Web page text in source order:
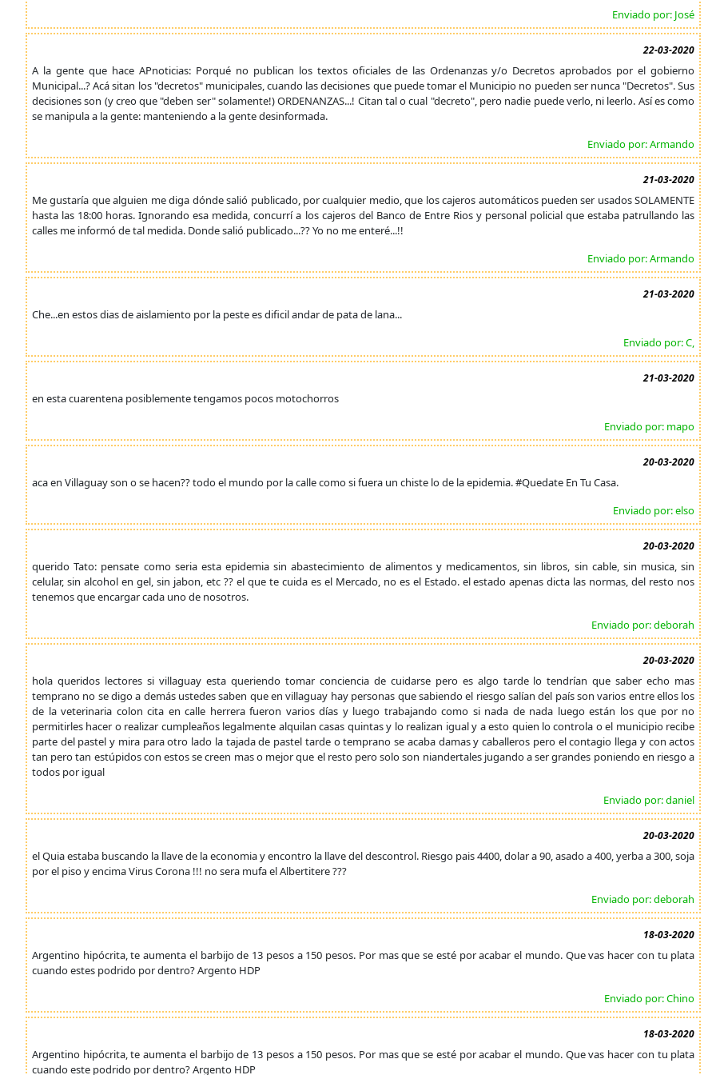
Enviado por: José
22-03-2020
A la gente que hace APnoticias: Porqué no publican los textos oficiales de las Ordenanzas y/o Decretos aprobados por el gobierno
Municipal...? Acá sitan los "decretos" municipales, cuando las decisiones que puede tomar el Municipio no pueden ser nunca "Decretos". Sus
decisiones son (y creo que "deben ser" solamente!) ORDENANZAS...! Citan tal o cual "decreto", pero nadie puede verlo, ni leerlo. Así es como
se manipula a la gente: manteniendo a la gente desinformada.
Enviado por: Armando
21-03-2020
Me gustaría que alguien me diga dónde salió publicado, por cualquier medio, que los cajeros automáticos pueden ser usados SOLAMENTE
hasta las 18:00 horas. Ignorando esa medida, concurrí a los cajeros del Banco de Entre Rios y personal policial que estaba patrullando las
calles me informó de tal medida. Donde salió publicado...?? Yo no me enteré...!!
Enviado por: Armando
21-03-2020
Che...en estos dias de aislamiento por la peste es dificil andar de pata de lana...
Enviado por: C,
21-03-2020
en esta cuarentena posiblemente tengamos pocos motochorros
Enviado por: mapo
20-03-2020
aca en Villaguay son o se hacen?? todo el mundo por la calle como si fuera un chiste lo de la epidemia. #Quedate En Tu Casa.
Enviado por: elso
20-03-2020
querido Tato: pensate como seria esta epidemia sin abastecimiento de alimentos y medicamentos, sin libros, sin cable, sin musica, sin
celular, sin alcohol en gel, sin jabon, etc ?? el que te cuida es el Mercado, no es el Estado. el estado apenas dicta las normas, del resto nos
tenemos que encargar cada uno de nosotros.
Enviado por: deborah
20-03-2020
hola queridos lectores si villaguay esta queriendo tomar conciencia de cuidarse pero es algo tarde lo tendrían que saber echo mas
temprano no se digo a demás ustedes saben que en villaguay hay personas que sabiendo el riesgo salían del país son varios entre ellos los
de la veterinaria colon cita en calle herrera fueron varios días y luego trabajando como si nada de nada luego están los que por no
permitirles hacer o realizar cumpleaños legalmente alquilan casas quintas y lo realizan igual y a esto quien lo controla o el municipio recibe
parte del pastel y mira para otro lado la tajada de pastel tarde o temprano se acaba damas y caballeros pero el contagio llega y con actos
tan pero tan estúpidos con estos se creen mas o mejor que el resto pero solo son niandertales jugando a ser grandes poniendo en riesgo a
todos por igual
Enviado por: daniel
20-03-2020
el Quia estaba buscando la llave de la economia y encontro la llave del descontrol. Riesgo pais 4400, dolar a 90, asado a 400, yerba a 300, soja
por el piso y encima Virus Corona !!! no sera mufa el Albertitere ???
Enviado por: deborah
18-03-2020
Argentino hipócrita, te aumenta el barbijo de 13 pesos a 150 pesos. Por mas que se esté por acabar el mundo. Que vas hacer con tu plata
cuando estes podrido por dentro? Argento HDP
Enviado por: Chino
18-03-2020
Argentino hipócrita, te aumenta el barbijo de 13 pesos a 150 pesos. Por mas que se esté por acabar el mundo. Que vas hacer con tu plata
cuando este podrido por dentro? Argento HDP